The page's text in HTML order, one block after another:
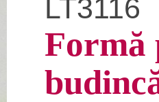
LT3116
Formă